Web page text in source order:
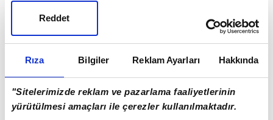
Rıza Bilgiler Reklam Ayarları Hakkında
"Sitelerimizde reklam ve pazarlama faaliyetlerinin
yürütülmesi amaçları ile çerezler kullanılmaktadır.
Reddet
karelik alan üzerine inşa edilmiş. 44 bin metre
karelik arazide bulunan bu villayı daha önce
Zinedine Zidane ve Fabian Cannavaro gibi
efsane isimler kullanmıştı.
Real Madrid Cristiano Ronaldo Zinedine Zidane